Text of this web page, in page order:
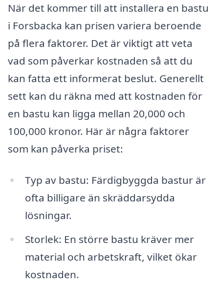
När det kommer till att installera en bastu
i Forsbacka kan prisen variera beroende
på flera faktorer. Det är viktigt att veta
vad som påverkar kostnaden så att du
kan fatta ett informerat beslut. Generellt
sett kan du räkna med att kostnaden för
en bastu kan ligga mellan 20,000 och
100,000 kronor. Här är några faktorer
som kan påverka priset:
Typ av bastu: Färdigbyggda bastur är
ofta billigare än skräddarsydda
lösningar.
Storlek: En större bastu kräver mer
material och arbetskraft, vilket ökar
kostnaden.